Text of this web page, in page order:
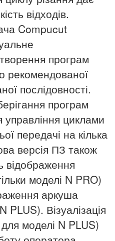
відходів.
Compucut
програм
рекомендованої
послідовності.
програм
циклами
передачі на кілька
версія ПЗ також
відображення
моделі N PRO)
аркуша
PLUS). Візуалізація
моделі N PLUS)